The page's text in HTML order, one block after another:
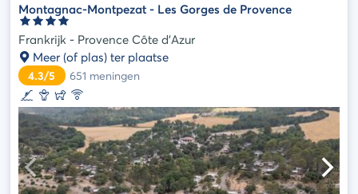
Montagnac-Montpezat - Les Gorges de Provence
Frankrijk - Provence Côte d'Azur
Meer (of plas) ter plaatse
4.3/5 651 meningen